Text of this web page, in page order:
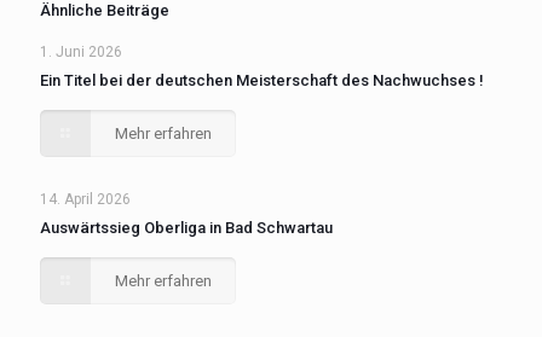
Ähnliche Beiträge
1. Juni 2026
Ein Titel bei der deutschen Meisterschaft des Nachwuchses !
Mehr erfahren
14. April 2026
Auswärtssieg Oberliga in Bad Schwartau
Mehr erfahren